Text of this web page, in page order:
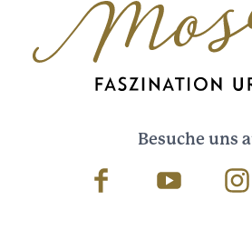
Besuche uns
Facebook Youtube